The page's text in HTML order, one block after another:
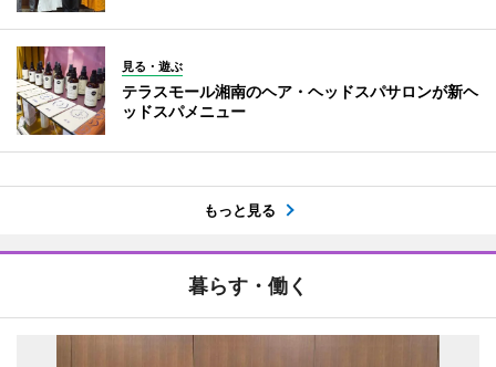
見る・遊ぶ
テラスモール湘南のヘア・ヘッドスパサロンが新ヘ
ッドスパメニュー
もっと見る
暮らす・働く